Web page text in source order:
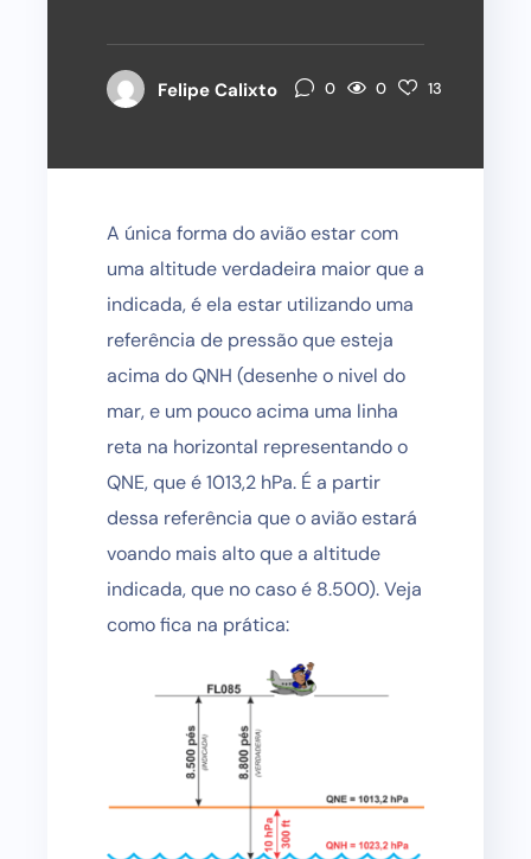
Felipe Calixto 0 0 13
A única forma do avião estar com
uma altitude verdadeira maior que a
indicada, é ela estar utilizando uma
referência de pressão que esteja
acima do QNH (desenhe o nivel do
mar, e um pouco acima uma linha
reta na horizontal representando o
QNE, que é 1013,2 hPa. É a partir
dessa referência que o avião estará
voando mais alto que a altitude
indicada, que no caso é 8.500). Veja
como fica na prática: